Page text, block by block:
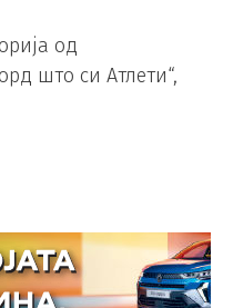
од
што си Атлети“,